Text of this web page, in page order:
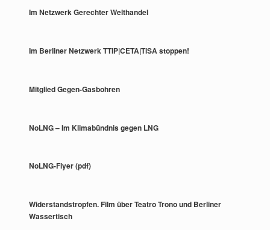
Im Netzwerk Gerechter Welthandel
Im Berliner Netzwerk TTIP|CETA|TiSA stoppen!
Mitglied Gegen-Gasbohren
NoLNG – Im Klimabündnis gegen LNG
NoLNG-Flyer (pdf)
Widerstandstropfen. Film über Teatro Trono und Berliner
Wassertisch